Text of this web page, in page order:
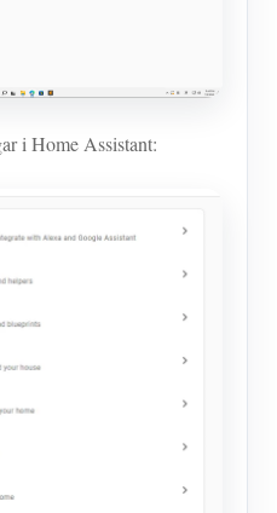
i Home Assistant: